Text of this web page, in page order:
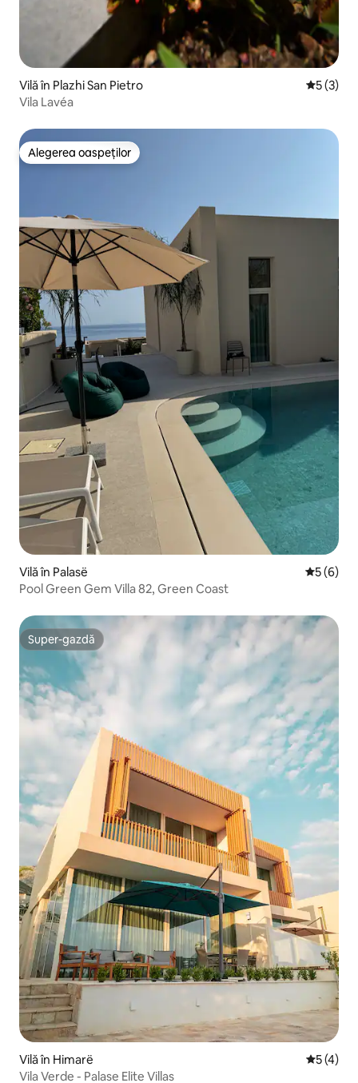
Vilă în Plazhi San Pietro Scor
5 (3)
Vila Lavéa
Alegerea oaspeților
Alegerea oaspeților
Vilă în Palasë Scor
5 (6)
Pool Green Gem Villa 82, Green Coast
Super-gazdă
Super-gazdă
Vilă în Himarë Scor
5 (4)
Vila Verde - Palase Elite Villas